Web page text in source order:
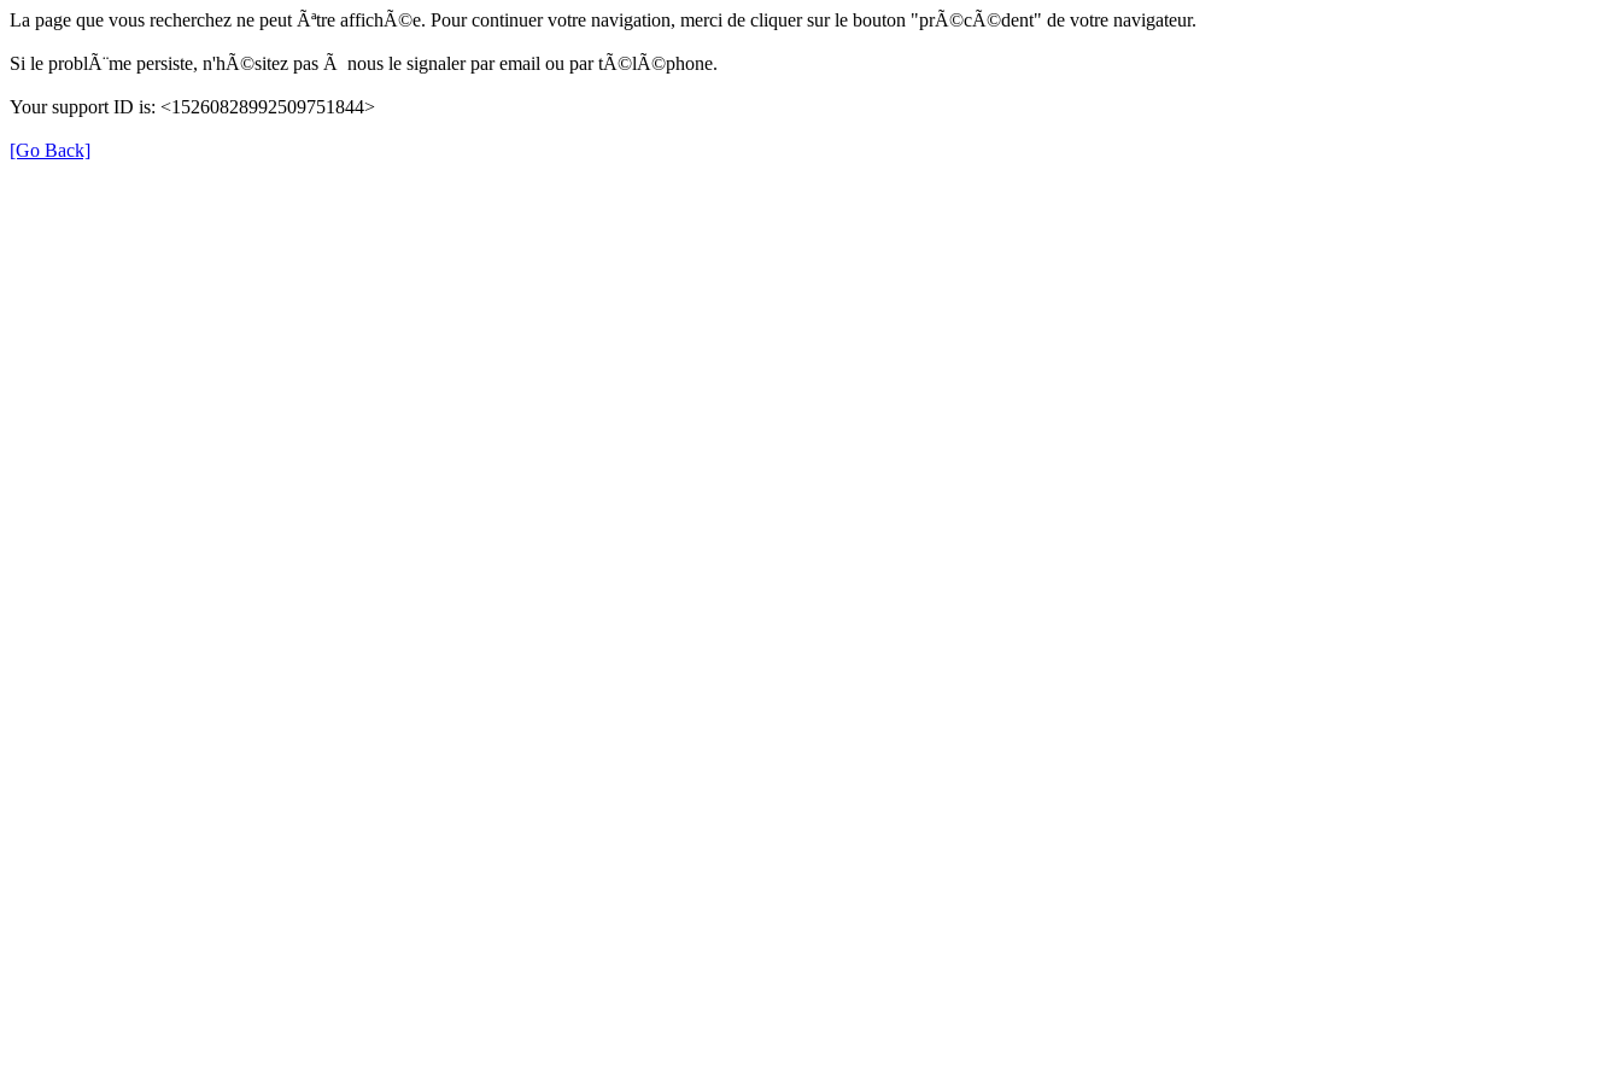
La page que vous recherchez ne peut Ãªtre affichÃ©e. Pour continuer votre navigation, merci de cliquer sur le bouton "prÃ©cÃ©dent" de votre navigateur.
Si le problÃ¨me persiste, n'hÃ©sitez pas Ã nous le signaler par email ou par tÃ©lÃ©phone.
Your support ID is: <15260828992509751844>
[Go Back]